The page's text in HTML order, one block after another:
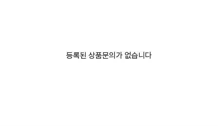
등록된 상품문의가 없습니다